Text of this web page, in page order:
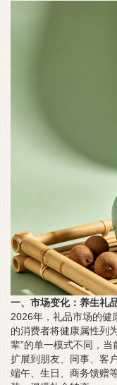
一、市场变化：养生礼
2026年，礼品市场的健
的消费者将健康属性列
辈”的单一模式不同，
扩展到朋友、同事、客
端午、生日、商务馈赠